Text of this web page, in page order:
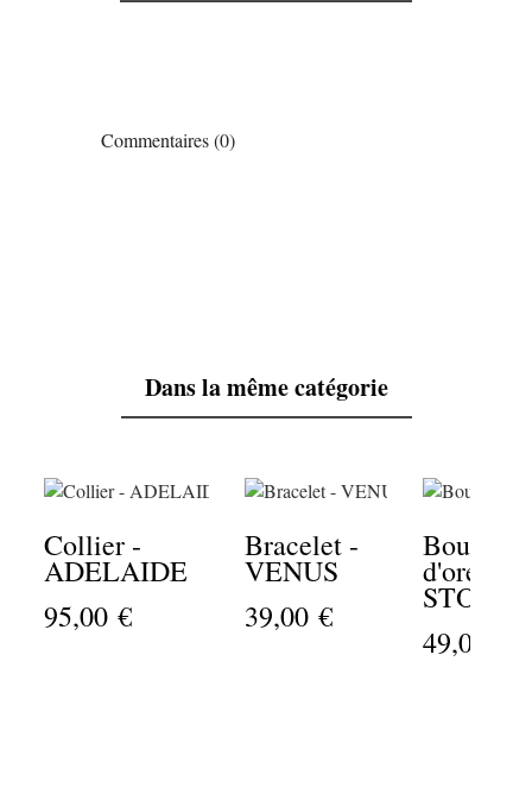
Commentaires (0)
Dans la même catégorie
Collier -
ADELAIDE
95,00 €
Bracelet -
VENUS
39,00 €
Boucles
STONE
49,00 €